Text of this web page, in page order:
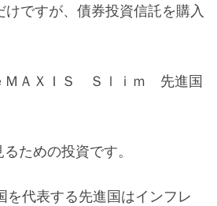
ですが、債券投資信託を購入
ＭＡＸＩＳ Ｓｌｉｍ 先進国
ための投資です。
を代表する先進国はインフレ